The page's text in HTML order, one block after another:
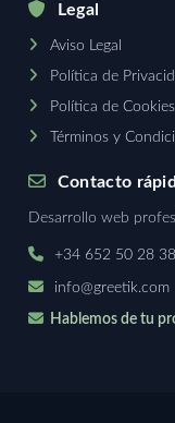
Legal
Aviso Legal
Política de
Política de Cookies
Términos y
Contacto
Desarrollo web
+34 652 50 28 38
info@greetik.com
Hablemos de tu